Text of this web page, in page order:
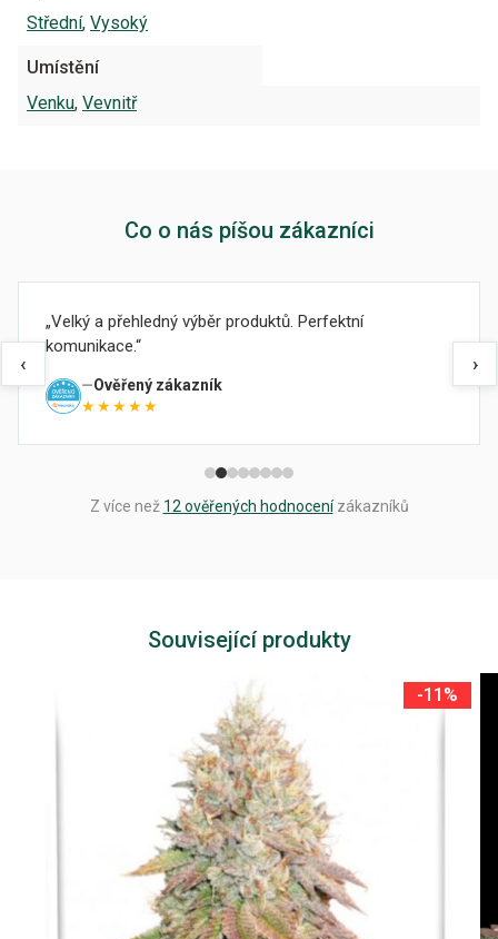
Střední, Vysoký
Umístění
Venku, Vevnitř
Co o nás píšou zákazníci
‹
Velký a přehledný výběr produktů. Perfektní
komunikace.
Ověřený zákazník
★★★★★
›
Z více než 12 ověřených hodnocenízákazníků
Související produkty
-11%